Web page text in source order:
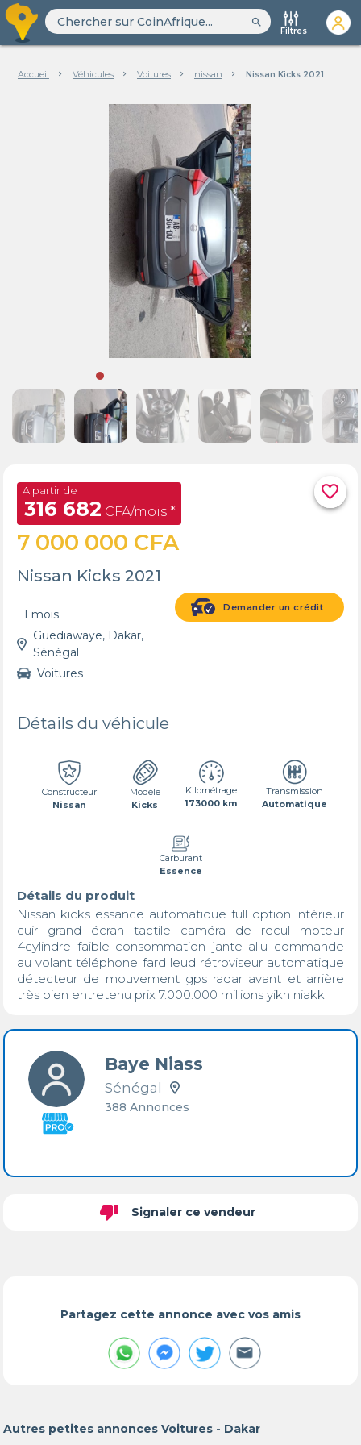
search
Filtres
Accueil Véhicules Voitures nissan Nissan Kicks 2021
favorite_border
A partir de
316 682 CFA/mois *
7 000 000 CFA
Nissan Kicks 2021
Demander un crédit
1 mois
Guediawaye, Dakar,
Sénégal
Voitures
Détails du véhicule
Constructeur
Nissan
Modèle
Kicks
Kilométrage
173000 km
Transmission
Automatique
Carburant
Essence
Détails du produit
Nissan kicks essance automatique full option intérieur
cuir grand écran tactile caméra de recul moteur
4cylindre faible consommation jante allu commande
au volant téléphone fard leud rétroviseur automatique
détecteur de mouvement gps radar avant et arrière
très bien entretenu prix 7.000.000 millions yikh niakk
Baye Niass
Sénégal
388 Annonces
thumb_down Signaler ce vendeur
Partagez cette annonce avec vos amis
Autres petites annonces Voitures - Dakar